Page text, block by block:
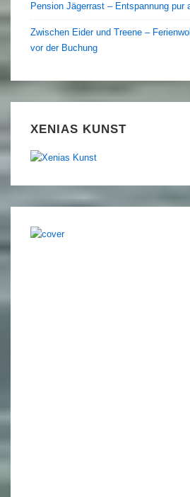
Pension Jägerrast – Entspannung pur
Zwischen Eider und Treene –
vor der Buchung
XENIAS KUNST